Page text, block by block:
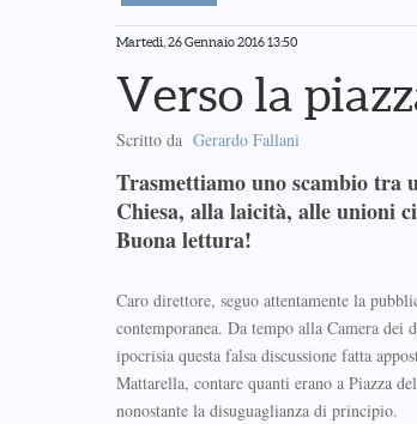
Martedì, 26 Gennaio 2016 13:50
Verso la
Scritto da Gerardo Fallani
Trasmettiamo uno scambio
Chiesa, alla laicità, alle unioni
Buona lettura!
Caro direttore, seguo attentamente la
contemporanea. Da tempo alla Camera
ipocrisia questa falsa discussione fatta
Mattarella, contare quanti erano a Piazza
nonostante la disuguaglianza di principio.